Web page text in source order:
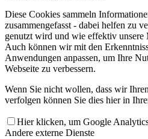
Diese Cookies sammeln
zusammengefasst - dabei helfen zu
genutzt wird und wie effektiv unsere
Auch können wir mit den
Anwendungen anpassen, um Ihre
Webseite zu verbessern.
Wenn Sie nicht wollen, dass wir
verfolgen können Sie dies hier in
Hier klicken, um Google
Andere externe Dienste